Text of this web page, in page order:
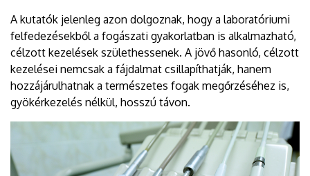
A kutatók jelenleg azon dolgoznak, hogy a laboratóriumi
felfedezésekből a fogászati gyakorlatban is alkalmazható,
célzott kezelések születhessenek. A jövő hasonló, célzott
kezelései nemcsak a fájdalmat csillapíthatják, hanem
hozzájárulhatnak a természetes fogak megőrzéséhez is,
gyökérkezelés nélkül, hosszú távon.